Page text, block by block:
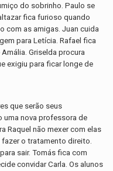
do sobrinho. Paulo se
fica furioso quando
com as amigas. Juan cuida
para Letícia. Rafael fica
Griselda procura
exigiu para ficar longe de
que serão seus
uma nova professora de
Raquel não mexer com elas
fazer o tratamento direito.
sair. Tomás fica com
convidar Carla. Os alunos